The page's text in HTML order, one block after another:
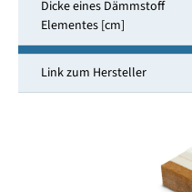
Dicke eines Dämmstoff
Elementes [cm]
Link zum Hersteller